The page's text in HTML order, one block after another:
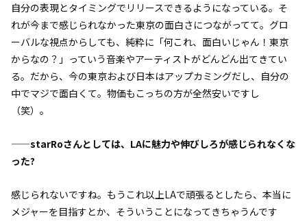
自分の表現とタイミングでリリースできるようになっている。そ
れが今まで感じられなかった東京の面白さにつながってて。グロ
ーバルな視点からしても、純粋に「何これ、面白いじゃん！東京
からなの？」っていう音楽やアーティストがどんどん出てきてい
る。だから、今の東京および日本はアップカミングだし、自分の
中でマジで面白くて。物価もこっちの方が全然安いですし
（笑）。
——starRoさんとしては、LAに魅力や伸びしろが感じられなくな
った?
感じられないですね。もうこれ以上LAで頑張るとしたら、本当に
メジャーを目指すとか、そういうことになってきちゃうんです